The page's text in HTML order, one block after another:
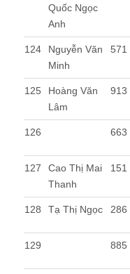
Quốc Ngọc
Anh
124
Nguyễn Văn
Minh
571
125
Hoàng Văn
Lâm
913
126 663
127
Cao Thị Mai
Thanh
151
128 Tạ Thị Ngọc 286
129 885